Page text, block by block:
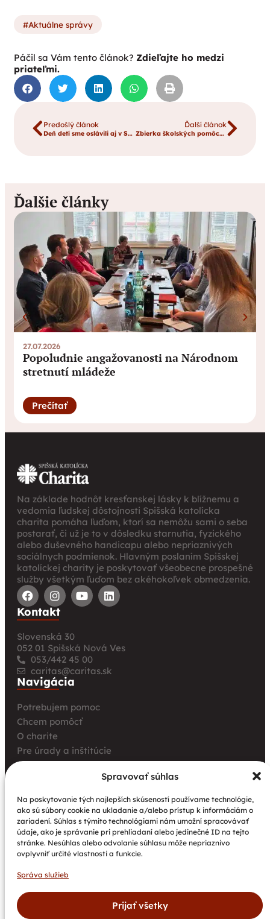
Spravovať súhlas
Na poskytovanie tých najlepších skúseností používame technológie,
ako sú súbory cookie na ukladanie a/alebo prístup k informáciám o
zariadení. Súhlas s týmito technológiami nám umožní spracovávať
údaje, ako je správanie pri prehliadaní alebo jedinečné ID na tejto
stránke. Nesúhlas alebo odvolanie súhlasu môže nepriaznivo
ovplyvniť určité vlastnosti a funkcie.
Správa služieb
Prijať všetky
Aktuálne správy
Páčil sa Vám tento článok? Zdieľajte ho medzi
priateľmi.
Predošlý článok
Deň detí sme oslávili aj v Spišskej Novej Vsi
Ďalší článok
Zbierka školských pomôcok 2015
Ďalšie články
27.07.2026
Popoludnie angažovanosti na Národnom
stretnutí mládeže
Prečítať
Na základe hodnôt kresťanskej lásky k blížnemu a
vedomia ľudskej dôstojnosti Spišská katolícka
charita pomáha ľuďom, ktorí sa nemôžu sami o seba
postarať, či už je to v dôsledku starnutia, fyzického
alebo duševného handicapu alebo nepriaznivých
sociálnych podmienok. Hlavným poslaním Spišskej
katolíckej charity je poskytovať všeobecne prospešné
služby všetkým ľuďom bez akéhokoľvek obmedzenia.
Kontakt
Slovenská 30
052 01 Spišská Nová Ves
053/442 45 00
caritas@caritas.sk
Navigácia
Potrebujem pomoc
Chcem pomôcť
O charite
Pre úrady a inštitúcie
Farské charity
Aktuality
Charita bez hraníc: Stretnutie Spišskej katolíckej
charity a Krakowskej arcidiecéznej charity prinieslo
nové pohľady na fundraising aj propagáciu
Nové petangové ihrisko prináša seniorom radosť,
pohyb a komunitu
tretích krajín vrátane migrantov“